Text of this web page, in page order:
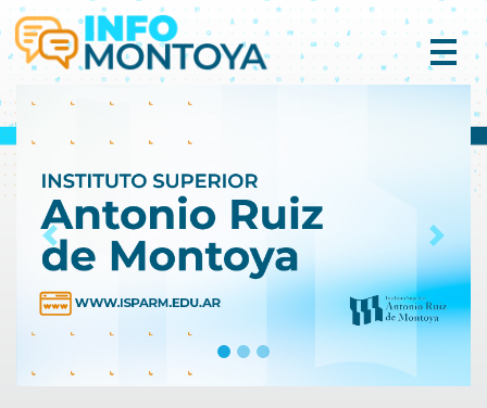
Previous Next